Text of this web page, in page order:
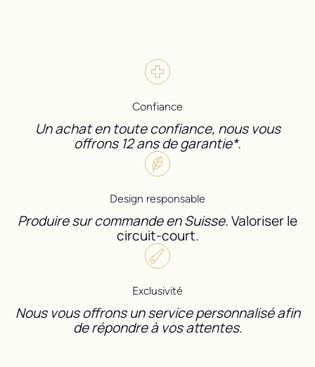
Confiance
Un achat en toute confiance, nous vous
offrons 12 ans de garantie*.
Design responsable
Produire sur commande en Suisse.Valoriser le
circuit-court.
Exclusivité
Nous vous offrons un service personnalisé afin
de répondre à vos attentes.